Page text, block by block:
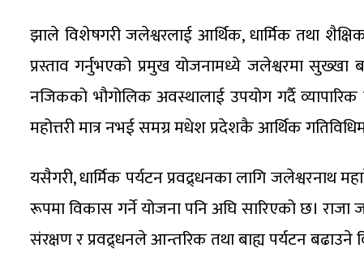
झाले विशेषगरी जलेश्वरलाई आर्थिक, धार्मिक तथा
प्रस्ताव गर्नुभएको प्रमुख योजनामध्ये जलेश्वरमा सुख्खा
नजिकको भौगोलिक अवस्थालाई उपयोग गर्दै व्यापारिक
महोत्तरी मात्र नभई समग्र मधेश प्रदेशकै आर्थिक
यसैगरी, धार्मिक पर्यटन प्रवद्र्धनका लागि जलेश्वरनाथ
रूपमा विकास गर्ने योजना पनि अघि सारिएको छ।
संरक्षण र प्रवद्र्धनले आन्तरिक तथा बाह्य पर्यटन बढाउने